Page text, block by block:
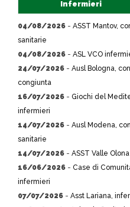
Infermieri
04/08/2026 - ASST Mantov,
sanitarie
04/08/2026 - ASL VCO
24/07/2026 - Ausl Bologna,
congiunta
16/07/2026 - Giochi del
infermieri
14/07/2026 - Ausl Modena,
sanitarie
14/07/2026 - ASST Valle
16/06/2026 - Case di
infermieri
07/07/2026 - Asst Lariana,